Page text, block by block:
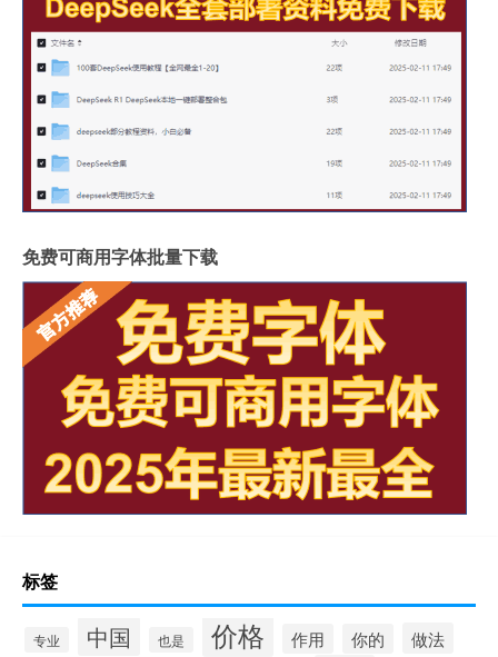
免费可商用字体批量下载
标签
专业 中国 也是 价格 作用 你的 做法